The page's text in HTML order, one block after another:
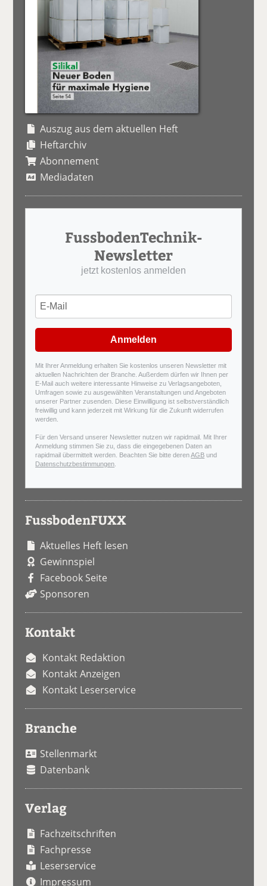
Auszug aus dem aktuellen Heft
Heftarchiv
Abonnement
Mediadaten
FussbodenTechnik-
Newsletter
jetzt kostenlos anmelden
Anmelden
Mit Ihrer Anmeldung erhalten Sie kostenlos unseren Newsletter mit
aktuellen Nachrichten der Branche. Außerdem dürfen wir Ihnen per
E-Mail auch weitere interessante Hinweise zu Verlagsangeboten,
Umfragen sowie zu ausgewählten Veranstaltungen und Angeboten
unserer Partner zusenden. Diese Einwilligung ist selbstverständlich
freiwillig und kann jederzeit mit Wirkung für die Zukunft widerrufen
werden.
Für den Versand unserer Newsletter nutzen wir rapidmail. Mit Ihrer
Anmeldung stimmen Sie zu, dass die eingegebenen Daten an
rapidmail übermittelt werden. Beachten Sie bitte derenAGB und
Datenschutzbestimmungen
FussbodenFUXX
Aktuelles Heft lesen
Gewinnspiel
Facebook Seite
Sponsoren
Kontakt
Kontakt Redaktion
Kontakt Anzeigen
Kontakt Leserservice
Branche
Stellenmarkt
Datenbank
Verlag
Fachzeitschriften
Fachpresse
Leserservice
Impressum